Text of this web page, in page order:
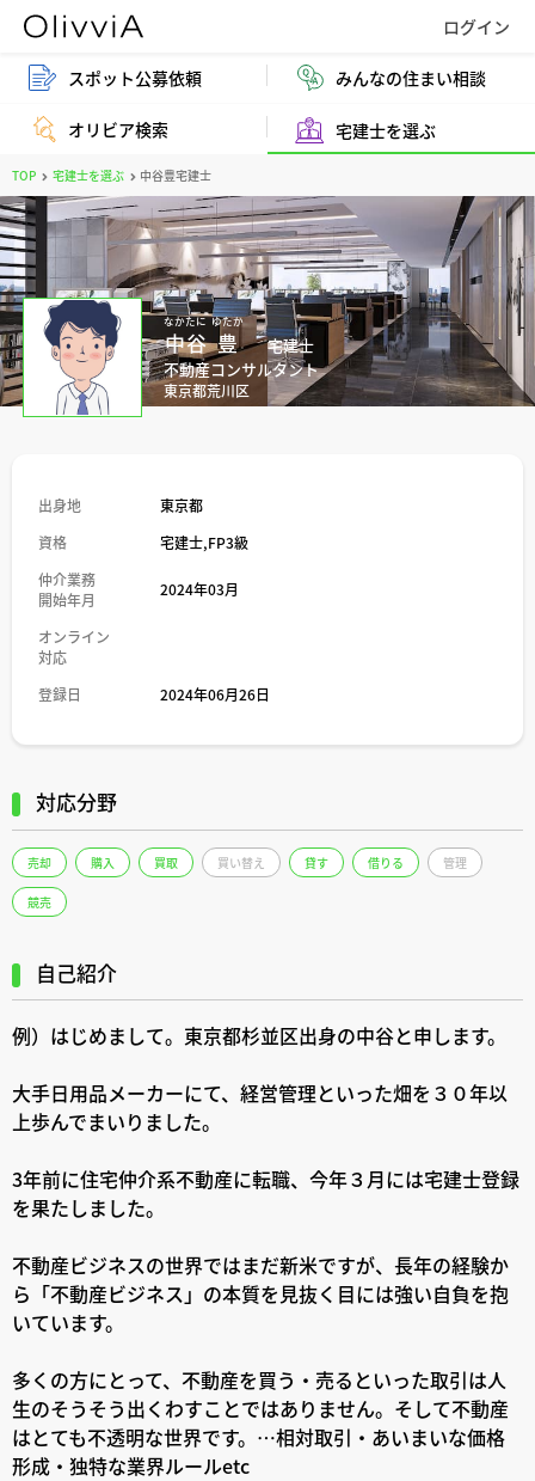
スポット公募依頼 みんなの住まい相談
オリビア検索 宅建士を選ぶ
TOP 宅建士を選ぶ 中谷豊宅建士
中谷
なかたに
豊
ゆたか
宅建士
不動産コンサルタント
東京都荒川区
出身地
東京都
資格
宅建士,FP3級
仲介業務
開始年月
2024年03月
オンライン
対応
登録日
2024年06月26日
対応分野
売却 購入 買取 買い替え 貸す 借りる 管理
競売
自己紹介
例）はじめまして。東京都杉並区出身の中谷と申します。
大手日用品メーカーにて、経営管理といった畑を３０年以
上歩んでまいりました。
3年前に住宅仲介系不動産に転職、今年３月には宅建士登録
を果たしました。
不動産ビジネスの世界ではまだ新米ですが、長年の経験か
ら「不動産ビジネス」の本質を見抜く目には強い自負を抱
いています。
多くの方にとって、不動産を買う・売るといった取引は人
生のそうそう出くわすことではありません。そして不動産
はとても不透明な世界です。…相対取引・あいまいな価格
形成・独特な業界ルールetc